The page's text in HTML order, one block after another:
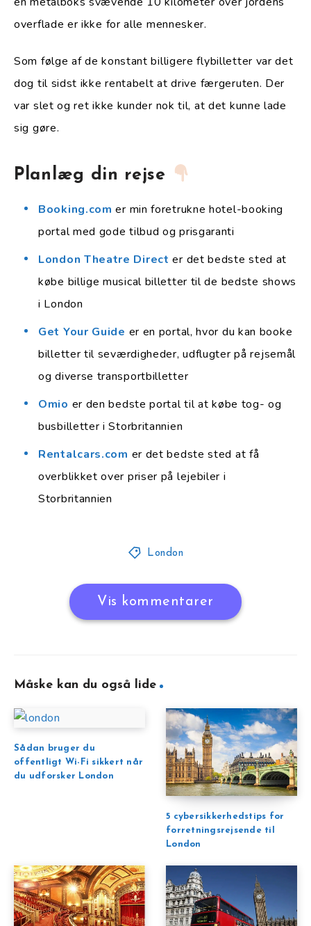
overflade er ikke for alle mennesker.
Som følge af de konstant billigere flybilletter var det
dog til sidst ikke rentabelt at drive færgeruten. Der
var slet og ret ikke kunder nok til, at det kunne lade
sig gøre.
Planlæg din rejse
Booking.com er min foretrukne hotel-booking
portal med gode tilbud og prisgaranti
London Theatre Direct er det bedste sted at
købe billige musical billetter til de bedste shows
i London
Get Your Guide er en portal, hvor du kan booke
billetter til seværdigheder, udflugter på rejsemål
og diverse transportbilletter
Omio er den bedste portal til at købe tog- og
busbilletter i Storbritannien
Rentalcars.com er det bedste sted at få
overblikket over priser på lejebiler i
Storbritannien
London
Vis kommentarer
Måske kan du også lide
Sådan bruger du
offentligt Wi-Fi sikkert når
du udforsker London
5 cybersikkerhedstips for
forretningsrejsende til
London